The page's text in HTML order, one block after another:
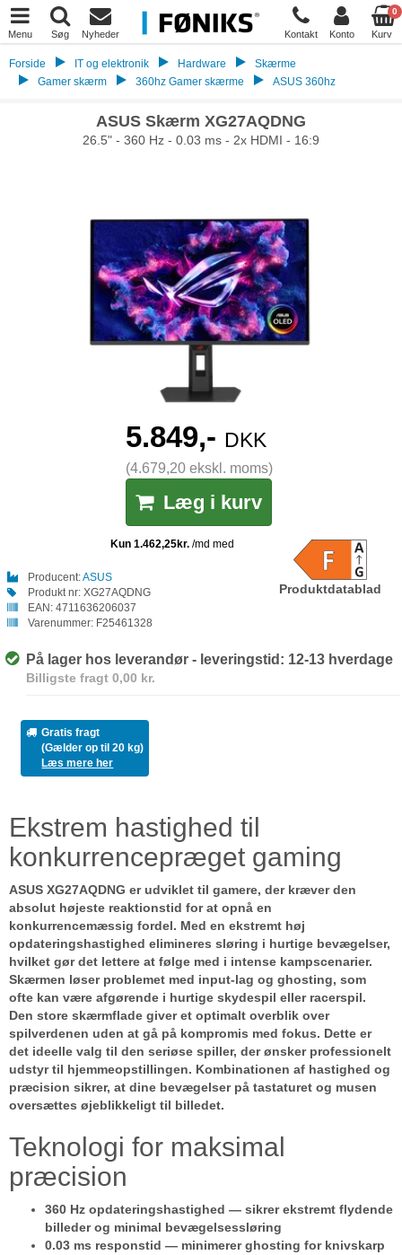
Menu Søg Nyheder Kontakt Konto
0
Kurv
Forside IT og elektronik Hardware
Skærme
Gamer skærm
360hz Gamer skærme ASUS 360hz
ASUS Skærm XG27AQDNG
26.5" - 360 Hz - 0.03 ms - 2x HDMI - 16:9
Produktdatablad
5.849,- DKK
(4.679,20 ekskl. moms)
Læg i kurv
Producent:ASUS
Produkt nr: XG27AQDNG
EAN: 4711636206037
Varenummer: F25461328
På lager hos leverandør - leveringstid: 12-13 hverdage
Billigste fragt 0,00 kr.
Gratis fragt
(Gælder op til 20 kg)
Læs mere her
Ekstrem hastighed til
konkurrencepræget gaming
ASUS XG27AQDNG er udviklet til gamere, der kræver den
absolut højeste reaktionstid for at opnå en
konkurrencemæssig fordel. Med en ekstremt høj
opdateringshastighed elimineres sløring i hurtige bevægelser,
hvilket gør det lettere at følge med i intense kampscenarier.
Skærmen løser problemet med input-lag og ghosting, som
ofte kan være afgørende i hurtige skydespil eller racerspil.
Den store skærmflade giver et optimalt overblik over
spilverdenen uden at gå på kompromis med fokus. Dette er
det ideelle valg til den seriøse spiller, der ønsker professionelt
udstyr til hjemmeopstillingen. Kombinationen af hastighed og
præcision sikrer, at dine bevægelser på tastaturet og musen
oversættes øjeblikkeligt til billedet.
Teknologi for maksimal
præcision
360 Hz opdateringshastighed — sikrer ekstremt flydende
billeder og minimal bevægelsessløring
0.03 ms responstid — minimerer ghosting for knivskarp